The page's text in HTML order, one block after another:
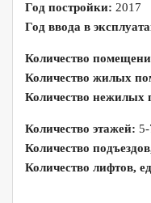
Год постройки: 2017
Год ввода в
Количество
Количество жилых
Количество нежилых
Количество этажей:
Количество
Количество лифтов,